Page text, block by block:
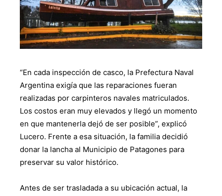
“En cada inspección de casco, la Prefectura Naval
Argentina exigía que las reparaciones fueran
realizadas por carpinteros navales matriculados.
Los costos eran muy elevados y llegó un momento
en que mantenerla dejó de ser posible”, explicó
Lucero. Frente a esa situación, la familia decidió
donar la lancha al Municipio de Patagones para
preservar su valor histórico.
Antes de ser trasladada a su ubicación actual, la